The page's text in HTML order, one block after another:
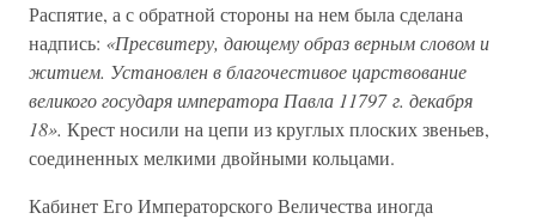
Распятие, а с обратной стороны на нем была сделана
надпись: «Пресвитеру, дающему образ верным словом и
житием. Установлен в благочестивое царствование
великого государя императора Павла 11797 г. декабря
18». Крест носили на цепи из круглых плоских звеньев,
соединенных мелкими двойными кольцами.
Кабинет Его Императорского Величества иногда